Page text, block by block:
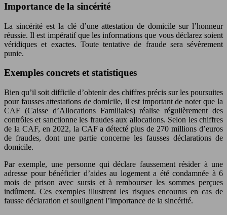
Importance de la sincérité
La sincérité est la clé d’une attestation de domicile sur l’honneur
réussie. Il est impératif que les informations que vous déclarez soient
véridiques et exactes. Toute tentative de fraude sera sévèrement
punie.
Exemples concrets et statistiques
Bien qu’il soit difficile d’obtenir des chiffres précis sur les poursuites
pour fausses attestations de domicile, il est important de noter que la
CAF (Caisse d’Allocations Familiales) réalise régulièrement des
contrôles et sanctionne les fraudes aux allocations. Selon les chiffres
de la CAF, en 2022, la CAF a détecté plus de 270 millions d’euros
de fraudes, dont une partie concerne les fausses déclarations de
domicile.
Par exemple, une personne qui déclare faussement résider à une
adresse pour bénéficier d’aides au logement a été condamnée à 6
mois de prison avec sursis et à rembourser les sommes perçues
indûment. Ces exemples illustrent les risques encourus en cas de
fausse déclaration et soulignent l’importance de la sincérité.